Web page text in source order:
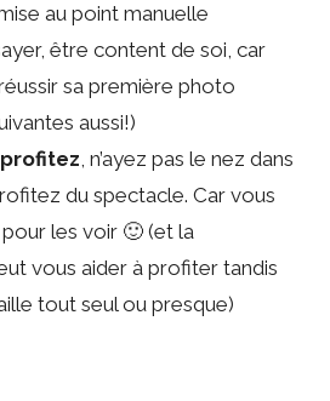
au point manuelle
être content de soi, car
sa première photo
aussi!)
profitez, n’ayez pas le nez dans
du spectacle. Car vous
les voir 🙂 (et la
vous aider à profiter tandis
tout seul ou presque)